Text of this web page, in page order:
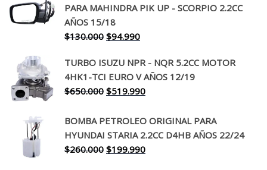
PARA MAHINDRA PIK UP - SCORPIO 2.2CC
AÑOS 15/18
$130.000 El
original
era:
$130.000.
$94.990El
actual
es:
$94.990.
TURBO ISUZU NPR - NQR 5.2CC MOTOR
4HK1-TCI EURO V AÑOS 12/19
$650.000 El
original
era:
$650.000.
$519.990El
actual
es:
$519.990.
BOMBA PETROLEO ORIGINAL PARA
HYUNDAI STARIA 2.2CC D4HB AÑOS 22/24
$260.000 El
$199.990El